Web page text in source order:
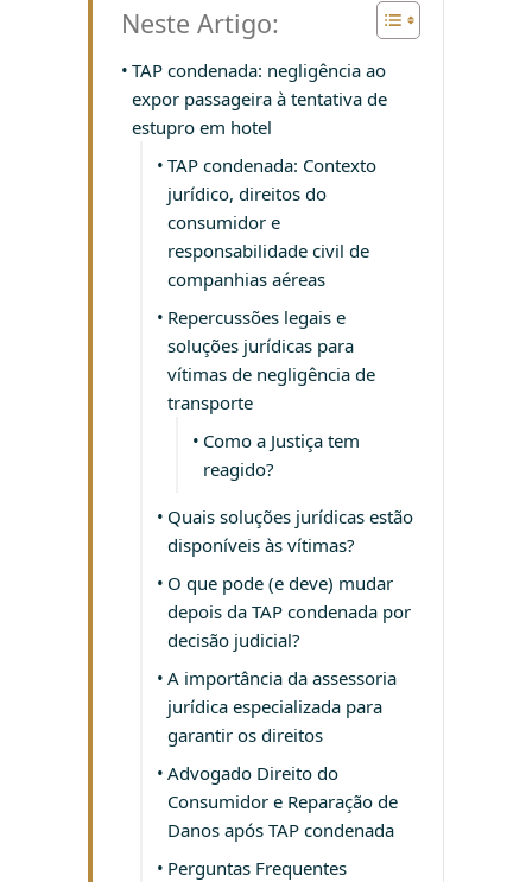
Neste Artigo:
TAP condenada: negligência ao
expor passageira à tentativa de
estupro em hotel
TAP condenada: Contexto
jurídico, direitos do
consumidor e
responsabilidade civil de
companhias aéreas
Repercussões legais e
soluções jurídicas para
vítimas de negligência de
transporte
Como a Justiça tem
reagido?
Quais soluções jurídicas estão
disponíveis às vítimas?
O que pode (e deve) mudar
depois da TAP condenada por
decisão judicial?
A importância da assessoria
jurídica especializada para
garantir os direitos
Advogado Direito do
Consumidor e Reparação de
Danos após TAP condenada
Perguntas Frequentes